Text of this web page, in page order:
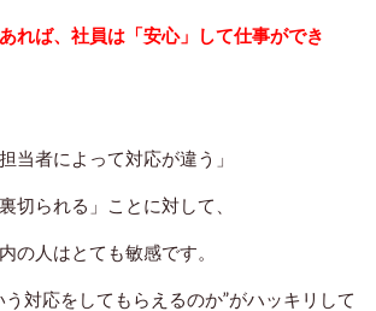
れば、社員は「安心」して仕事ができ
当者によって対応が違う」
切られる」ことに対して、
の人はとても敏感です。
対応をしてもらえるのか”がハッキリして